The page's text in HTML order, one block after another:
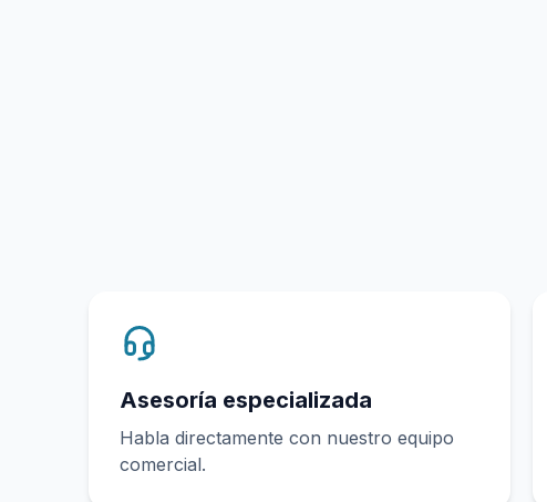
Asesoría especializada
Habla directamente con nuestro equipo
comercial.